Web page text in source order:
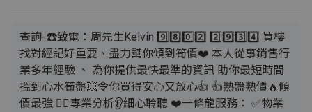
查詢-☎致電：周先生Kelvin 9️⃣8️⃣0️⃣2️⃣ 2️⃣9️⃣3️⃣4️⃣ 買樓
找對經記好重要、盡力幫你傾到筍價❤️ 本人從事銷售行
業多年經驗 、 為你提供最快最準的資訊 助你最短時間
搵到心水筍盤💥令你買得安心又放心👍 👍熟盤熟價🔥傾
價最強 💁‍♂️專業分析👂細心聆聽 ❤️一條龍服務： ✅️物業